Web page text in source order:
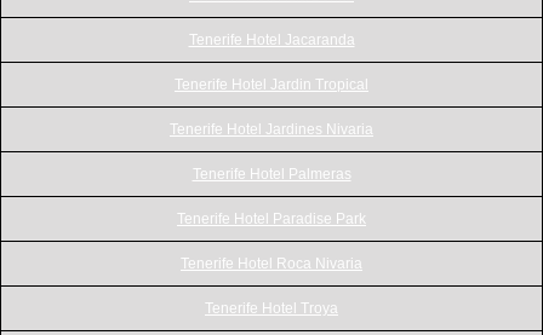
Tenerife Hotel Jacaranda
Tenerife Hotel Jardin Tropical
Tenerife Hotel Jardines Nivaria
Tenerife Hotel Palmeras
Tenerife Hotel Paradise Park
Tenerife Hotel Roca Nivaria
Tenerife Hotel Troya